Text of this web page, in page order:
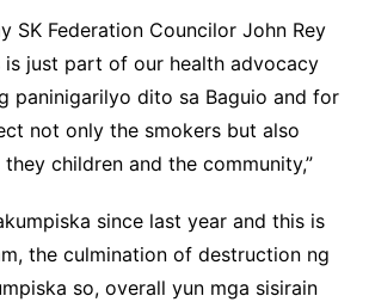
SK Federation Councilor John Rey
is just part of our health advocacy
paninigarilyo dito sa Baguio and for
not only the smokers but also
children and the community,”
since last year and this is
the culmination of destruction ng
so, overall yun mga sisirain